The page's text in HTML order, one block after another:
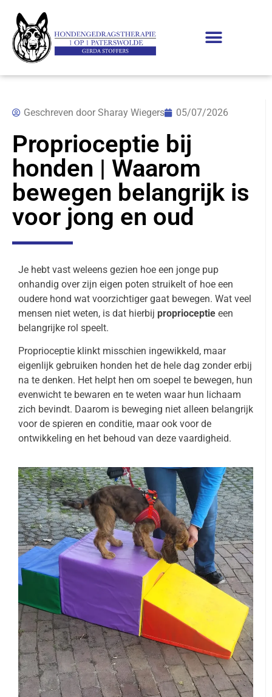
Geschreven door Sharay Wiegers 05/07/2026
Proprioceptie bij
honden | Waarom
bewegen belangrijk is
voor jong en oud
Je hebt vast weleens gezien hoe een jonge pup
onhandig over zijn eigen poten struikelt of hoe een
oudere hond wat voorzichtiger gaat bewegen. Wat veel
mensen niet weten, is dat hierbij proprioceptie een
belangrijke rol speelt.
Proprioceptie klinkt misschien ingewikkeld, maar
eigenlijk gebruiken honden het de hele dag zonder erbij
na te denken. Het helpt hen om soepel te bewegen, hun
evenwicht te bewaren en te weten waar hun lichaam
zich bevindt. Daarom is beweging niet alleen belangrijk
voor de spieren en conditie, maar ook voor de
ontwikkeling en het behoud van deze vaardigheid.